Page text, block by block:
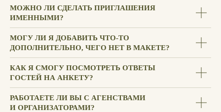
МОЖНО ЛИ СДЕЛАТЬ ПРИГЛАШЕНИЯ
ИМЕННЫМИ?
МОГУ ЛИ Я ДОБАВИТЬ ЧТО-ТО
ДОПОЛНИТЕЛЬНО, ЧЕГО НЕТ В МАКЕТЕ?
КАК Я СМОГУ ПОСМОТРЕТЬ ОТВЕТЫ
ГОСТЕЙ НА АНКЕТУ?
РАБОТАЕТЕ ЛИ ВЫ С АГЕНСТВАМИ
И ОРГАНИЗАТОРАМИ?